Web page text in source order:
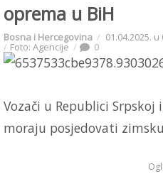
oprema u BiH
Bosna i Hercegovina 01.04.2025. u
Foto: Agencije 0
Vozači u Republici Srpskoj
moraju posjedovati